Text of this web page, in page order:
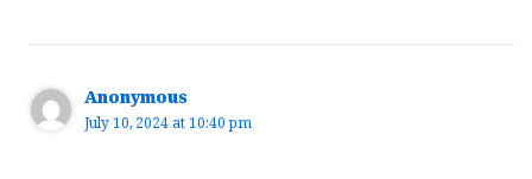
Anonymous
July 10, 2024 at 10:40 pm